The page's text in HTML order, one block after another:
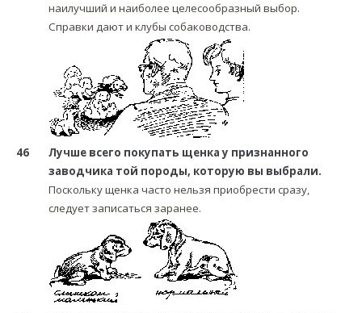
наилучший и наиболее целесообразный выбор.
Справки дают и клубы собаководства.
46
Лучше всего покупать щенка у признанного
заводчика той породы, которую вы выбрали.
Поскольку щенка часто нельзя приобрести сразу,
следует записаться заранее.